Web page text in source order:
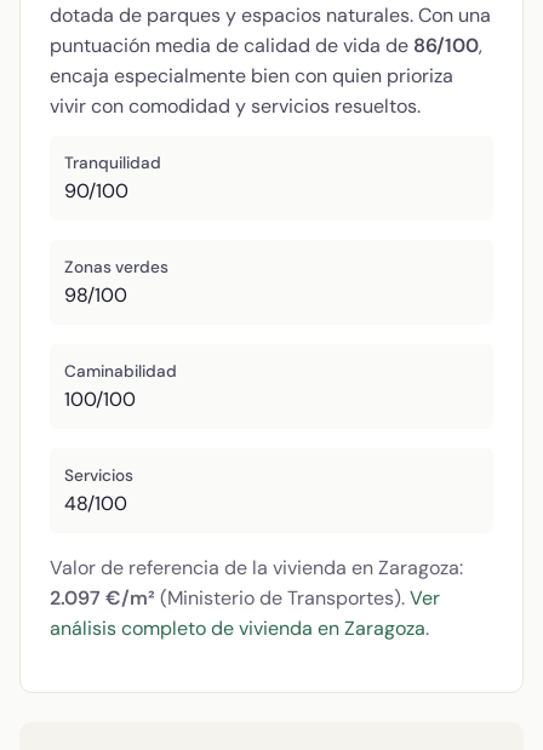
dotada de parques y espacios naturales. Con una
puntuación media de calidad de vida de 86/100,
encaja especialmente bien con quien prioriza
vivir con comodidad y servicios resueltos.
Tranquilidad
90/100
Zonas verdes
98/100
Caminabilidad
100/100
Servicios
48/100
Valor de referencia de la vivienda en Zaragoza:
2.097 €/m² (Ministerio de Transportes).Ver
análisis completo de vivienda en Zaragoza.